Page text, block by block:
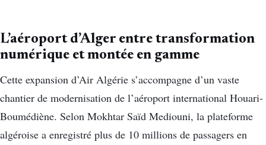
L’aéroport d’Alger entre transformation
numérique et montée en gamme
Cette expansion d’Air Algérie s’accompagne d’un vaste
chantier de modernisation de l’aéroport international Houari-
Boumédiène. Selon Mokhtar Saïd Mediouni, la plateforme
algéroise a enregistré plus de 10 millions de passagers en